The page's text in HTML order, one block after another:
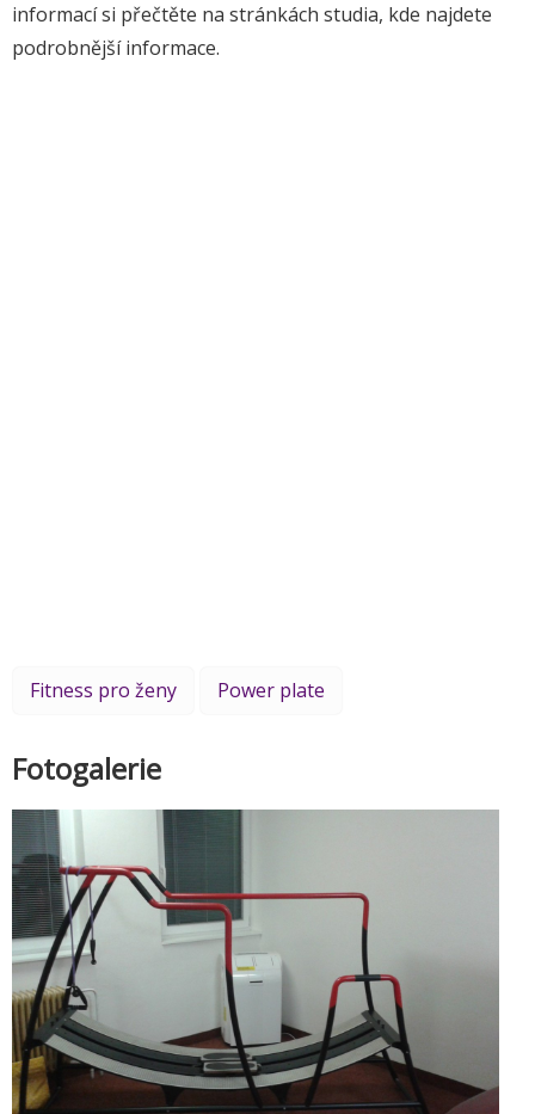
informací si přečtěte na stránkách studia, kde najdete
podrobnější informace.
Fitness pro ženy Power plate
Fotogalerie